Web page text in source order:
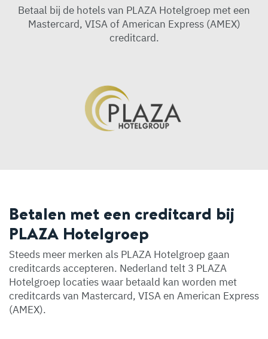
Betaal bij de hotels van PLAZA Hotelgroep met een
Mastercard, VISA of American Express (AMEX)
creditcard.
Betalen met een creditcard bij
PLAZA Hotelgroep
Steeds meer merken als PLAZA Hotelgroep gaan
creditcards accepteren. Nederland telt 3 PLAZA
Hotelgroep locaties waar betaald kan worden met
creditcards van Mastercard, VISA en American Express
(AMEX).